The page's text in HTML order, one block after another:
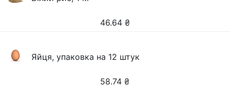
46.64 ₴
Яйця, упаковка на 12 штук
58.74 ₴